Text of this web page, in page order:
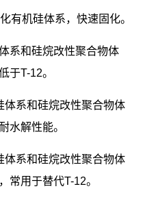
有机硅体系，快速固化。
系和硅烷改性聚合物体
于T-12。
体系和硅烷改性聚合物体
水解性能。
体系和硅烷改性聚合物体
常用于替代T-12。